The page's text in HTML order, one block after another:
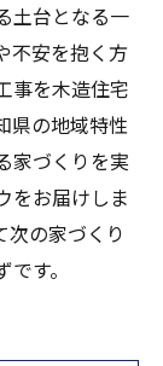
土台となる一
不安を抱く方
事を木造住宅
県の地域特性
家づくりを実
をお届けしま
次の家づくり
す。